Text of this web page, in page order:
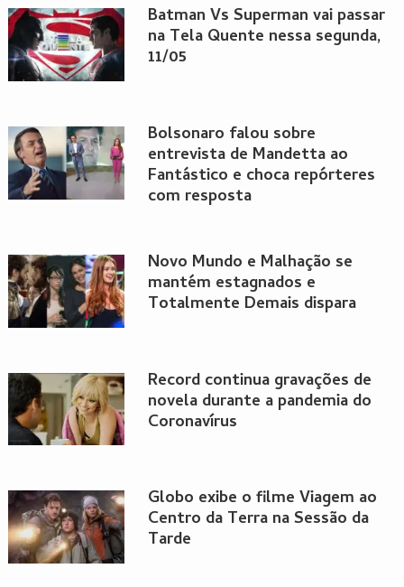
Batman Vs Superman vai passar
na Tela Quente nessa segunda,
11/05
Bolsonaro falou sobre
entrevista de Mandetta ao
Fantástico e choca repórteres
com resposta
Novo Mundo e Malhação se
mantém estagnados e
Totalmente Demais dispara
Record continua gravações de
novela durante a pandemia do
Coronavírus
Globo exibe o filme Viagem ao
Centro da Terra na Sessão da
Tarde